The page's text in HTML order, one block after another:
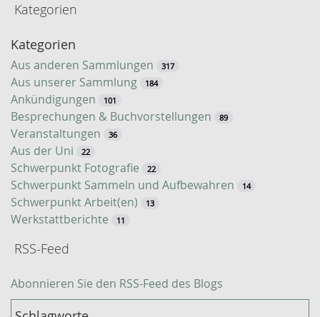
S
u
c
h
e
Kategorien
Kategorien
Aus anderen Sammlungen 317
Aus unserer Sammlung 184
Ankündigungen 101
Besprechungen & Buchvorstellungen 89
Veranstaltungen 36
Aus der Uni 22
Schwerpunkt Fotografie 22
Schwerpunkt Sammeln und Aufbewahren 14
Schwerpunkt Arbeit(en) 13
Werkstattberichte 11
RSS-Feed
Abonnieren Sie den RSS-Feed des Blogs